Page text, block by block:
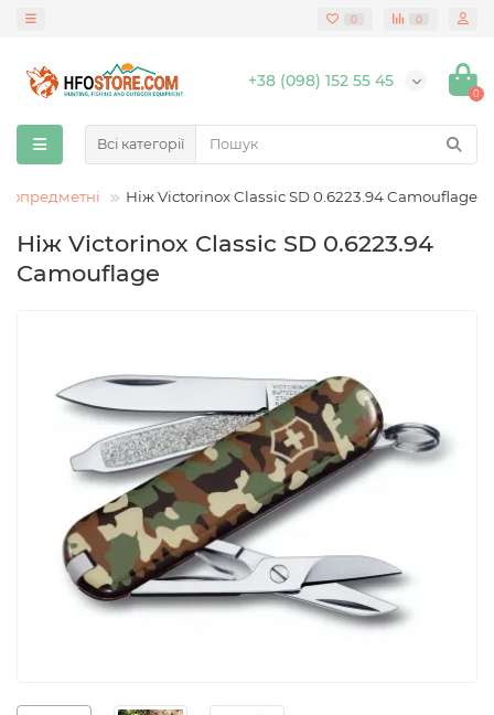
0 0
+38 (098) 152 55 45
0
Всі категорії
Ніж Victorinox Classic SD 0.6223.94 Camouflage
Ніж Victorinox Classic SD 0.6223.94
Camouflage